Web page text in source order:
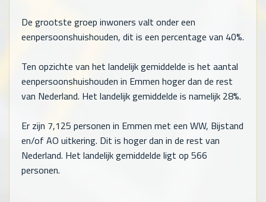
De grootste groep inwoners valt onder een
eenpersoonshuishouden, dit is een percentage van 40%.
Ten opzichte van het landelijk gemiddelde is het aantal
eenpersoonshuishouden in Emmen hoger dan de rest
van Nederland. Het landelijk gemiddelde is namelijk 28%.
Er zijn 7,125 personen in Emmen met een WW, Bijstand
en/of AO uitkering. Dit is hoger dan in de rest van
Nederland. Het landelijk gemiddelde ligt op 566
personen.